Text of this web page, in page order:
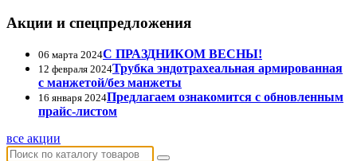
Акции и спецпредложения
06 марта 2024С ПРАЗДНИКОМ ВЕСНЫ!
12 февраля 2024Трубка эндотрахеальная армированная
с манжетой/без манжеты
16 января 2024Предлагаем ознакомится с обновленным
прайс-листом
все акции